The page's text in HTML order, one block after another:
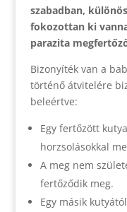
szabadban,
fokozottan ki
parazita
Bizonyíték van a
történő átvitelére
beleértve:
Egy fertőzött
horzsolásokkal
A meg nem
fertőződik meg.
Egy másik